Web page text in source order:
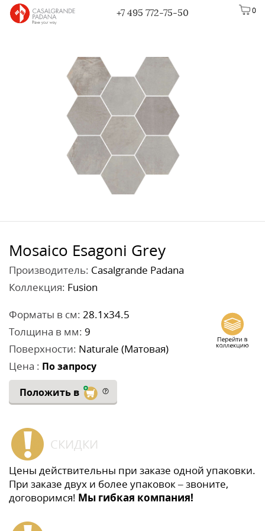
0
+7 495 772-75-50
Mosaico Esagoni Grey
Производитель: Casalgrande Padana
Коллекция: Fusion
Форматы в см: 28.1x34.5
Толщина в мм: 9
Поверхности: Naturale (Матовая)
Цена : По запросу
Положить в
СКИДКИ
Цены действительны при заказе одной упаковки.
При заказе двух и более упаковок – звоните,
договоримся! Мы гибкая компания!